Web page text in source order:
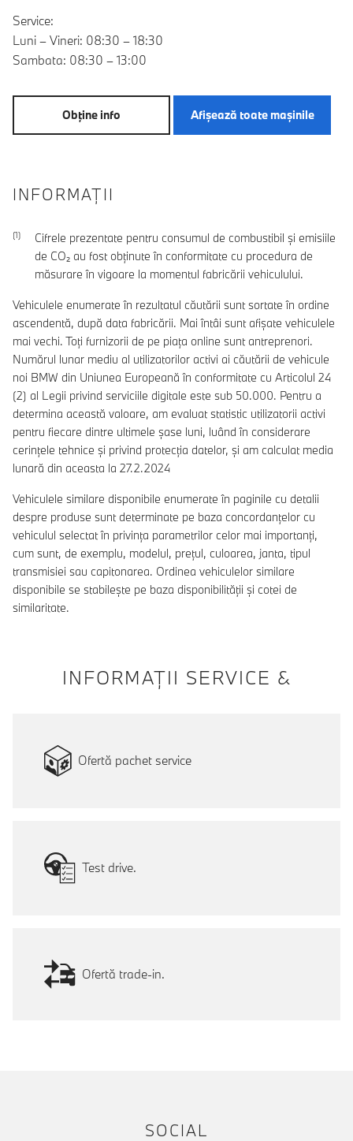
Service:
Luni – Vineri: 08:30 – 18:30
Sambata: 08:30 – 13:00
Obţine info Afişează toate maşinile
INFORMAŢII
Cifrele prezentate pentru consumul de combustibil şi emisiile
de CO₂ au fost obţinute în conformitate cu procedura de
măsurare în vigoare la momentul fabricării vehiculului.
Vehiculele enumerate în rezultatul căutării sunt sortate în ordine
ascendentă, după data fabricării. Mai întâi sunt afișate vehiculele
mai vechi. Toți furnizorii de pe piața online sunt antreprenori.
Numărul lunar mediu al utilizatorilor activi ai căutării de vehicule
noi BMW din Uniunea Europeană în conformitate cu Articolul 24
(2) al Legii privind serviciile digitale este sub 50.000. Pentru a
determina această valoare, am evaluat statistic utilizatorii activi
pentru fiecare dintre ultimele șase luni, luând în considerare
cerințele tehnice și privind protecția datelor, și am calculat media
lunară din aceasta la 27.2.2024
Vehiculele similare disponibile enumerate în paginile cu detalii
despre produse sunt determinate pe baza concordanțelor cu
vehiculul selectat în privința parametrilor celor mai importanți,
cum sunt, de exemplu, modelul, prețul, culoarea, janta, tipul
transmisiei sau capitonarea. Ordinea vehiculelor similare
disponibile se stabilește pe baza disponibilității și cotei de
similaritate.
INFORMAŢII SERVICE &
Ofertă pachet service
Test drive.
Ofertă trade-in.
SOCIAL